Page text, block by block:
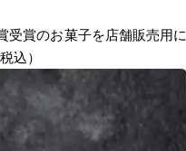
受賞のお菓子を店舗販売用に
込）